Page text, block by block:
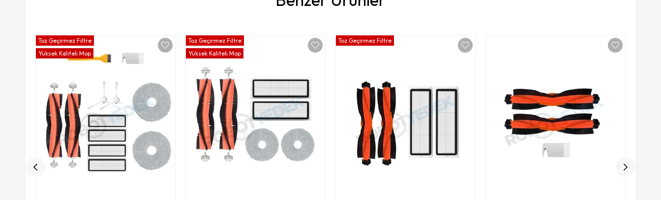
Toz Geçirmez Filtre
Yüksek Kaliteli Mop
Toz Geçirmez Filtre
Yüksek Kaliteli Mop
Toz Geçirmez Filtre